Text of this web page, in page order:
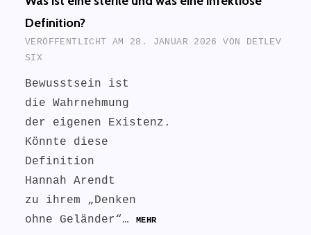
Definition?
VERÖFFENTLICHT AM 28. JANUAR 2026 VON DETLEV
SIX
Bewusstsein ist
die Wahrnehmung
der eigenen Existenz.
Könnte diese
Definition
Hannah Arendt
zu ihrem „Denken
ohne Geländer“…
MEHR